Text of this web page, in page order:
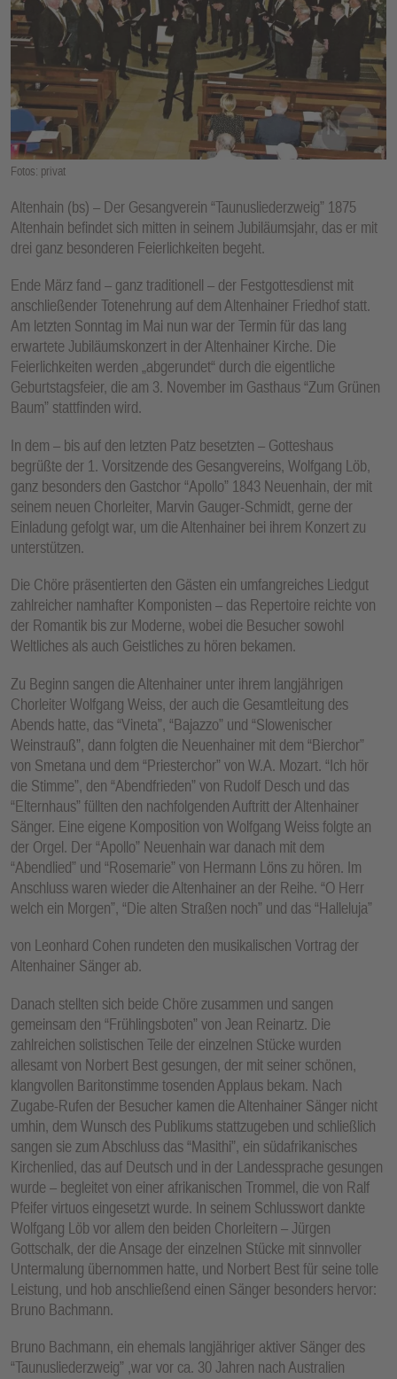
Fotos: privat
Altenhain (bs) – Der Gesangverein “Taunusliederzweig” 1875
Altenhain befindet sich mitten in seinem Jubiläumsjahr, das er mit
drei ganz besonderen Feierlichkeiten begeht.
Ende März fand – ganz traditionell – der Festgottesdienst mit
anschließender Totenehrung auf dem Altenhainer Friedhof statt.
Am letzten Sonntag im Mai nun war der Termin für das lang
erwartete Jubiläumskonzert in der Altenhainer Kirche. Die
Feierlichkeiten werden „abgerundet“ durch die eigentliche
Geburtstagsfeier, die am 3. November im Gasthaus “Zum Grünen
Baum” stattfinden wird.
In dem – bis auf den letzten Patz besetzten – Gotteshaus
begrüßte der 1. Vorsitzende des Gesangvereins, Wolfgang Löb,
ganz besonders den Gastchor “Apollo” 1843 Neuenhain, der mit
seinem neuen Chorleiter, Marvin Gauger-Schmidt, gerne der
Einladung gefolgt war, um die Altenhainer bei ihrem Konzert zu
unterstützen.
Die Chöre präsentierten den Gästen ein umfangreiches Liedgut
zahlreicher namhafter Komponisten – das Repertoire reichte von
der Romantik bis zur Moderne, wobei die Besucher sowohl
Weltliches als auch Geistliches zu hören bekamen.
Zu Beginn sangen die Altenhainer unter ihrem langjährigen
Chorleiter Wolfgang Weiss, der auch die Gesamtleitung des
Abends hatte, das “Vineta”, “Bajazzo” und “Slowenischer
Weinstrauß”, dann folgten die Neuenhainer mit dem “Bierchor”
von Smetana und dem “Priesterchor” von W.A. Mozart. “Ich hör
die Stimme”, den “Abendfrieden” von Rudolf Desch und das
“Elternhaus” füllten den nachfolgenden Auftritt der Altenhainer
Sänger. Eine eigene Komposition von Wolfgang Weiss folgte an
der Orgel. Der “Apollo” Neuenhain war danach mit dem
“Abendlied” und “Rosemarie” von Hermann Löns zu hören. Im
Anschluss waren wieder die Altenhainer an der Reihe. “O Herr
welch ein Morgen”, “Die alten Straßen noch” und das “Halleluja”
von Leonhard Cohen rundeten den musikalischen Vortrag der
Altenhainer Sänger ab.
Danach stellten sich beide Chöre zusammen und sangen
gemeinsam den “Frühlingsboten” von Jean Reinartz. Die
zahlreichen solistischen Teile der einzelnen Stücke wurden
allesamt von Norbert Best gesungen, der mit seiner schönen,
klangvollen Baritonstimme tosenden Applaus bekam. Nach
Zugabe-Rufen der Besucher kamen die Altenhainer Sänger nicht
umhin, dem Wunsch des Publikums stattzugeben und schließlich
sangen sie zum Abschluss das “Masithi”, ein südafrikanisches
Kirchenlied, das auf Deutsch und in der Landessprache gesungen
wurde – begleitet von einer afrikanischen Trommel, die von Ralf
Pfeifer virtuos eingesetzt wurde. In seinem Schlusswort dankte
Wolfgang Löb vor allem den beiden Chorleitern – Jürgen
Gottschalk, der die Ansage der einzelnen Stücke mit sinnvoller
Untermalung übernommen hatte, und Norbert Best für seine tolle
Leistung, und hob anschließend einen Sänger besonders hervor:
Bruno Bachmann.
Bruno Bachmann, ein ehemals langjähriger aktiver Sänger des
“Taunusliederzweig” ,war vor ca. 30 Jahren nach Australien
E
N